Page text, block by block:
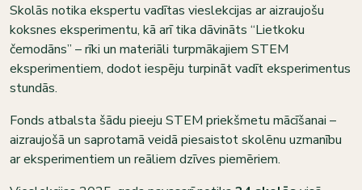
Skolās notika ekspertu vadītas vieslekcijas ar aizraujošu
koksnes eksperimentu, kā arī tika dāvināts “Lietkoku
čemodāns” – rīki un materiāli turpmākajiem STEM
eksperimentiem, dodot iespēju turpināt vadīt eksperimentus
stundās.
Fonds atbalsta šādu pieeju STEM priekšmetu mācīšanai –
aizraujošā un saprotamā veidā piesaistot skolēnu uzmanību
ar eksperimentiem un reāliem dzīves piemēriem.